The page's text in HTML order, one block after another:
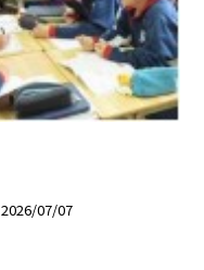
2026/07/07